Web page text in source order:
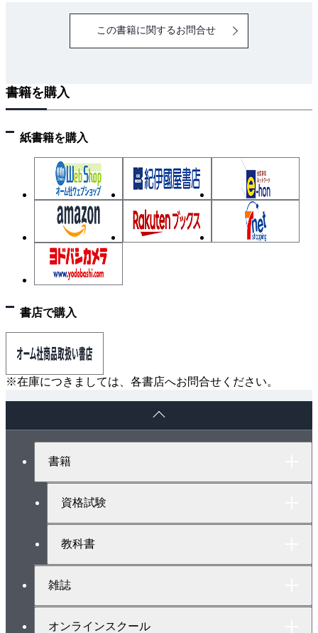
この書籍に関するお問合せ
書籍を購入
紙書籍を購入
書店で購入
※在庫につきましては、各書店へお問合せください。
書籍
資格試験
教科書
雑誌
オンラインスクール